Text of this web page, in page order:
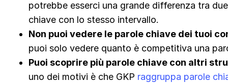
potrebbe esserci una grande differenza tra
chiave con lo stesso intervallo.
Non puoi vedere le parole chiave dei tuoi
puoi solo vedere quanto è competitiva una
Puoi scoprire più parole chiave con altri
uno dei motivi è che GKP raggruppa parole